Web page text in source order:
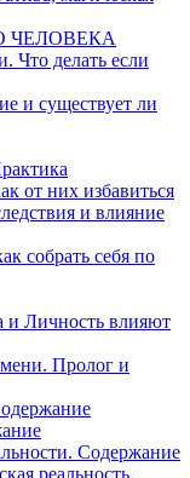
ЧЕЛОВЕКА
Что делать если
и существует ли
от них избавиться
и влияние
собрать себя по
Личность влияют
Пролог и
Содержание
реальность.